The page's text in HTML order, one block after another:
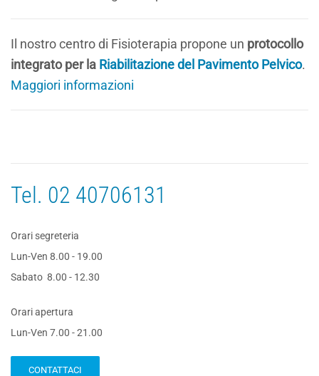
Il nostro centro di Fisioterapia propone un protocollo
integrato per la Riabilitazione del Pavimento Pelvico.
Maggiori informazioni
Tel. 02 40706131
Orari segreteria
Lun-Ven 8.00 - 19.00
Sabato 8.00 - 12.30
Orari apertura
Lun-Ven 7.00 - 21.00
CONTATTACI